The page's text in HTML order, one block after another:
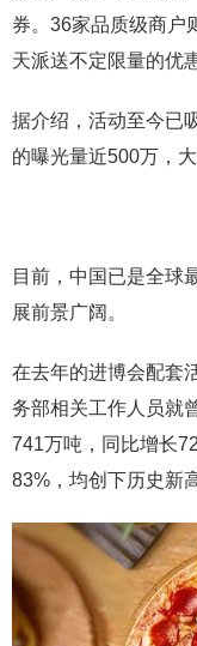
券。36家品质级商户
天派送不定限量的优
据介绍，活动至今已
的曝光量近500万，
目前，中国已是全球
展前景广阔。
在去年的进博会配套
务部相关工作人员就
741万吨，同比增长
83%，均创下历史新